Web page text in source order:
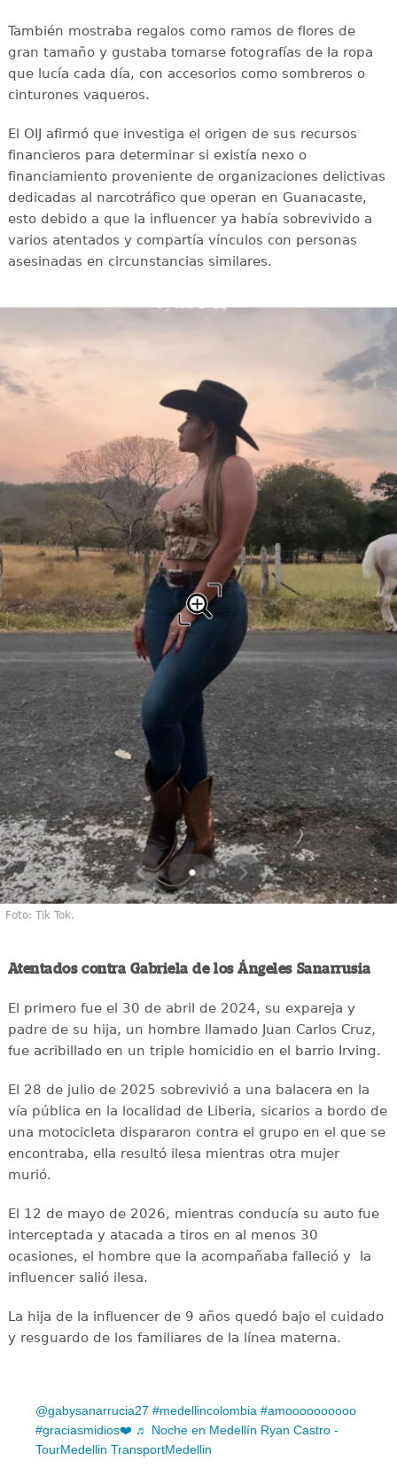
También mostraba regalos como ramos de flores de
gran tamaño y gustaba tomarse fotografías de la ropa
que lucía cada día, con accesorios como sombreros o
cinturones vaqueros.
El OIJ afirmó que investiga el origen de sus recursos
financieros para determinar si existía nexo o
financiamiento proveniente de organizaciones delictivas
dedicadas al narcotráfico que operan en Guanacaste,
esto debido a que la influencer ya había sobrevivido a
varios atentados y compartía vínculos con personas
asesinadas en circunstancias similares.
Foto: Tik Tok.
Atentados contra Gabriela de los Ángeles Sanarrusia
El primero fue el 30 de abril de 2024, su expareja y
padre de su hija, un hombre llamado Juan Carlos Cruz,
fue acribillado en un triple homicidio en el barrio Irving.
El 28 de julio de 2025 sobrevivió a una balacera en la
vía pública en la localidad de Liberia, sicarios a bordo de
una motocicleta dispararon contra el grupo en el que se
encontraba, ella resultó ilesa mientras otra mujer
murió.
El 12 de mayo de 2026, mientras conducía su auto fue
interceptada y atacada a tiros en al menos 30
ocasiones, el hombre que la acompañaba falleció y la
influencer salió ilesa.
La hija de la influencer de 9 años quedó bajo el cuidado
y resguardo de los familiares de la línea materna.
@gabysanarrucia27 #medellincolombia #amoooooooooo
#graciasmidios❤️ ♬ Noche en Medellín Ryan Castro -
TourMedellin TransportMedellin